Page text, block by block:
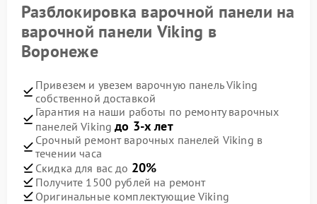
Разблокировка варочной панели на
варочной панели Viking в
Воронеже
Привезем и увезем варочную панель Viking
собственной доставкой
Гарантия на наши работы по ремонту варочных
панелей Vikingдо 3-х лет
Срочный ремонт варочных панелей Viking в
течении часа
Скидка для вас до 20%
Получите 1500 рублей на ремонт
Оригинальные комплектующие Viking